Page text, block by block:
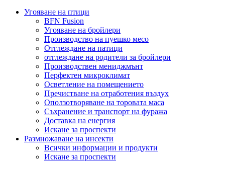
Угояване на птици
BFN Fusion
Угояване на бройлери
Производство на пуешко месо
Отглеждане на патици
отглеждане на родители за бройлери
Производствен мениджмънт
Перфектен микроклимат
Осветление на помещението
Пречистване на отработения въздух
Оползотворяване на торовата маса
Съхранение и транспорт на фуража
Доставка на енергия
Искане за проспекти
Размножаване на инсекти
Всички информации и продукти
Искане за проспекти